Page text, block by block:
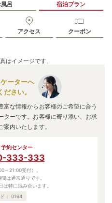
風呂 宿泊プラン
アクセス クーポン
はイメージです。
ーターへ
さい。
な情報からお客様のご希望に合う
ターです。お客様に寄り添い、お求
内いたします。
約センター
333-333
～21:00受付）。
は通常通りです。
特に混み合います。
： 0164